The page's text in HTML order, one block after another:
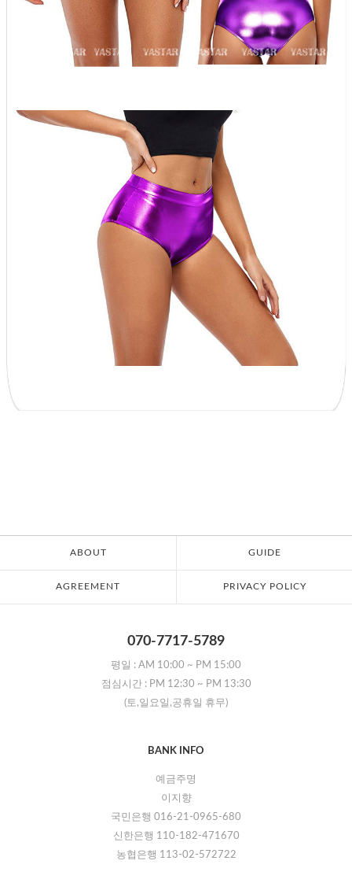
ABOUT GUIDE
AGREEMENT PRIVACY POLICY
070-7717-5789
평일 : AM 10:00 ~ PM 15:00
점심시간 : PM 12:30 ~ PM 13:30
(토,일요일,공휴일 휴무)
BANK INFO
예금주명
이지향
국민은행 016-21-0965-680
신한은행 110-182-471670
농협은행 113-02-572722